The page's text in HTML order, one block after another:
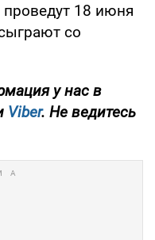
18 июня
со
у нас в
Viber. Не ведитесь